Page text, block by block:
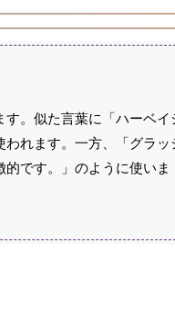
。似た言葉に「ハーベイ
れます。一方、「グラッ
です。」のように使いま